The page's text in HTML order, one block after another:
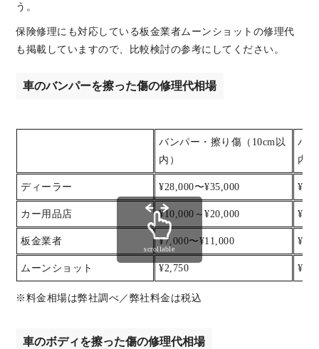
う。
保険修理にも対応している板金業者ムーンショットの修理代
も掲載していますので、比較検討の参考にしてください。
車のバンパーを擦った傷の修理代相場
バンパー・擦り傷（10cm以
内）
バ
内）
ディーラー ¥28,000〜¥35,000
カー用品店 ¥10,000～¥20,000
板金業者 ¥7,000〜¥11,000
ムーンショット ¥2,750
※料金相場は弊社調べ／弊社料金は税込
scrollable
車のボディを擦った傷の修理代相場